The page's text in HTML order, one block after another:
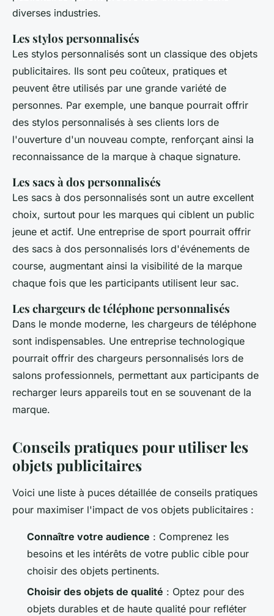
diverses industries.
Les stylos personnalisés
Les stylos personnalisés sont un classique des objets
publicitaires. Ils sont peu coûteux, pratiques et
peuvent être utilisés par une grande variété de
personnes. Par exemple, une banque pourrait offrir
des stylos personnalisés à ses clients lors de
l'ouverture d'un nouveau compte, renforçant ainsi la
reconnaissance de la marque à chaque signature.
Les sacs à dos personnalisés
Les sacs à dos personnalisés sont un autre excellent
choix, surtout pour les marques qui ciblent un public
jeune et actif. Une entreprise de sport pourrait offrir
des sacs à dos personnalisés lors d'événements de
course, augmentant ainsi la visibilité de la marque
chaque fois que les participants utilisent leur sac.
Les chargeurs de téléphone personnalisés
Dans le monde moderne, les chargeurs de téléphone
sont indispensables. Une entreprise technologique
pourrait offrir des chargeurs personnalisés lors de
salons professionnels, permettant aux participants de
recharger leurs appareils tout en se souvenant de la
marque.
Conseils pratiques pour utiliser les
objets publicitaires
Voici une liste à puces détaillée de conseils pratiques
pour maximiser l'impact de vos objets publicitaires :
Connaître votre audience : Comprenez les
besoins et les intérêts de votre public cible pour
choisir des objets pertinents.
Choisir des objets de qualité : Optez pour des
objets durables et de haute qualité pour refléter